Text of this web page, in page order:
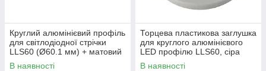
Круглий алюмінієвий профіль
для світлодіодної стрічки
LLS60 (Ø60.1 мм) + матовий
розсіювач, комплект 3 м
В наявності
Торцева пластикова заглушка
для круглого алюмінієвого
LED профілю LLS60, сіра
В наявності